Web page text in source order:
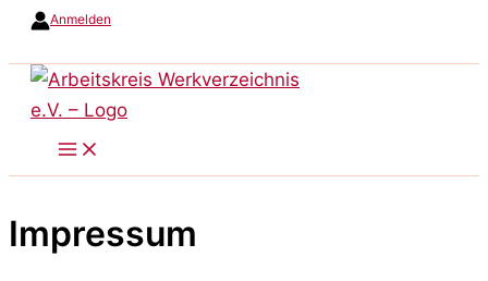
Zum
springen
Anmelden
Impressum